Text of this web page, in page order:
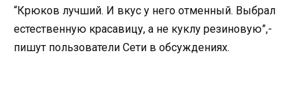
“Крюков лучший. И вкус у него отменный. Выбрал
естественную красавицу, а не куклу резиновую”,-
пишут пользователи Сети в обсуждениях.